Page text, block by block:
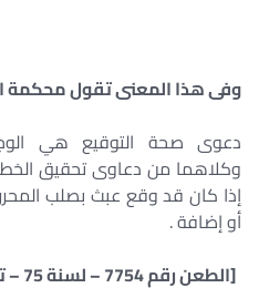
وفى هذا المعنى تقول محكمة
دعوى صحة التوقيع هي
وكلاهما من دعاوى تحقيق
إذا كان قد وقع عبث بصلب
أو إضافة .